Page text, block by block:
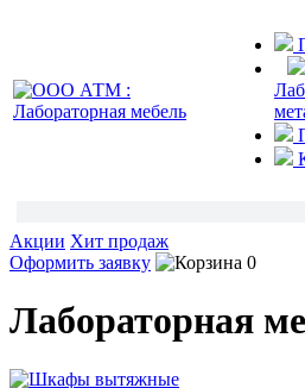
Акции Хит продаж
Оформить заявку
0
Лабораторная